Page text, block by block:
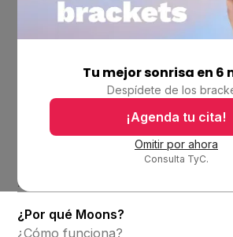
Tu mejor sonrisa en 6
Despídete de los
¡Agenda tu cita!
Omitir por ahora
Consulta TyC.
Alineadores invisibles
¿Por qué Moons?
¿Cómo funciona?